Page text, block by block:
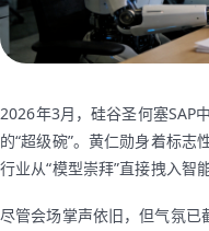
2026年3月，硅谷圣何塞SAP
的“超级碗”。黄仁勋身着标志
行业从“模型崇拜”直接拽入智
尽管会场掌声依旧，但气氛